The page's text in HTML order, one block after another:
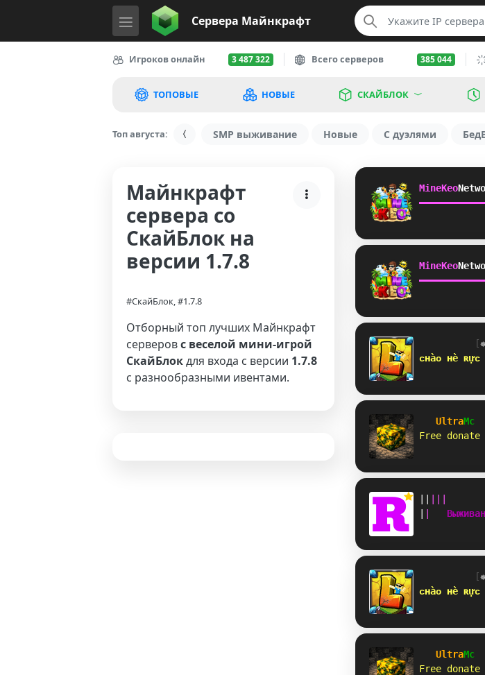
Сервера Майнкрафт
Игроков онлайн 3 487 322 Всего серверов 385 044
ТОПОВЫЕ НОВЫЕ СКАЙБЛОК
Топ августа: SMP выживание Новые С дуэлями
Майнкрафт
сервера со
СкайБлок на
версии 1.7.8
#СкайБлок, #1.7.8
Отборный топ лучших Майнкрафт
серверовс веселой мини-игрой
СкайБлокдля входа с версии 1.7.8
с разнообразными ивентами.
MineKeo
━━━━━━━━━━━━
MineKeo
━━━━━━━━━━━━
[✵
ᴄʜàᴏ ʜè ʀựᴄ
UltraMc
Free donate
[✵
ᴄʜàᴏ ʜè ʀựᴄ
UltraMc
Free donate